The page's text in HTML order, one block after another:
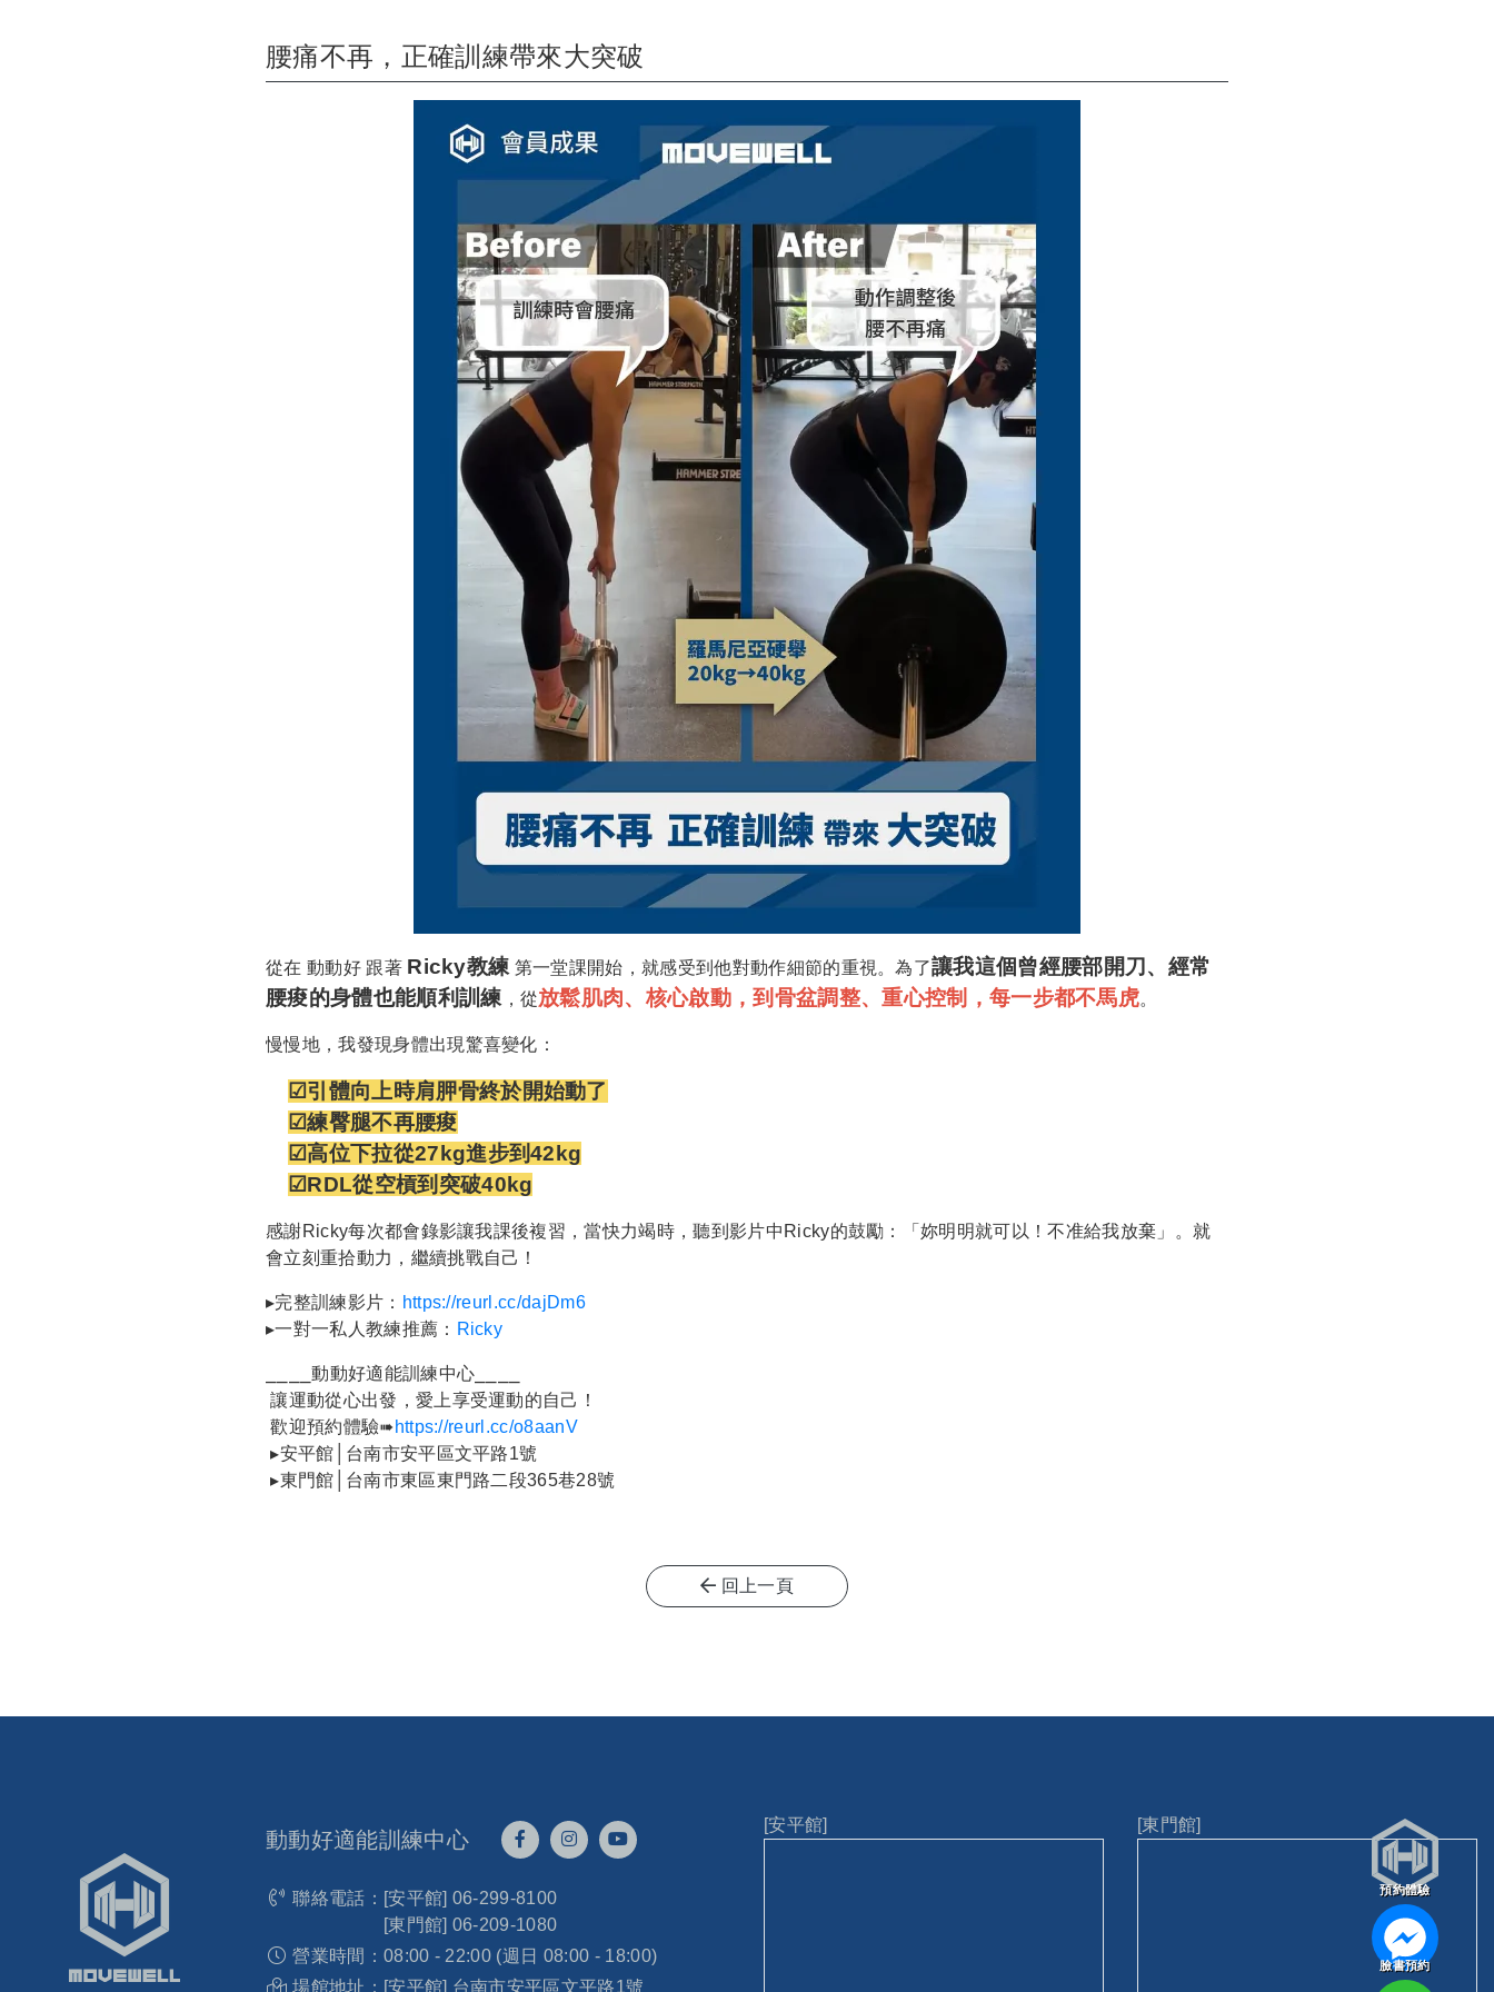
腰痛不再，正確訓練帶來大突破
從在 動動好 跟著 Ricky教練 第一堂課開始，就感受到他對動作細節的重視。為了讓我這個曾經腰部開刀、經常
腰痠的身體也能順利訓練 ，從放鬆肌肉、核心啟動，到骨盆調整、重心控制，每一步都不馬虎。
慢慢地，我發現身體出現驚喜變化：
☑引體向上時肩胛骨終於開始動了
☑練臀腿不再腰痠
☑高位下拉從27kg進步到42kg
☑RDL從空槓到突破40kg
感謝Ricky每次都會錄影讓我課後複習，當快力竭時，聽到影片中Ricky的鼓勵：「妳明明就可以！不准給我放棄」。就
會立刻重拾動力，繼續挑戰自己！
▸完整訓練影片： https://reurl.cc/dajDm6
▸一對一私人教練推薦： Ricky
⎯⎯⎯⎯動動好適能訓練中心⎯⎯⎯⎯
讓運動從心出發，愛上享受運動的自己！
歡迎預約體驗➠https://reurl.cc/o8aanV
▸安平館│台南市安平區文平路1號
▸東門館│台南市東區東門路二段365巷28號
回上一頁
動動好適能訓練中心
聯絡電話： [安平館] 06-299-8100
[東門館] 06-209-1080
營業時間： 08:00 - 22:00 (週日 08:00 - 18:00)
場館地址： [安平館] 台南市安平區文平路1號
[安平館] [東門館]
預約體驗
臉書預約